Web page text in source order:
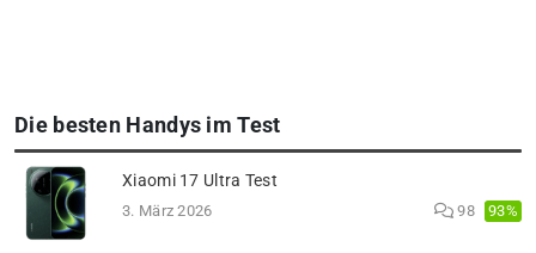
Die besten Handys im Test
Xiaomi 17 Ultra Test
3. März 2026 98 93%